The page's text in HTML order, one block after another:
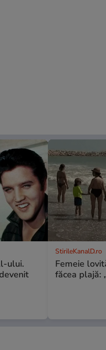
ului.
StirileKanalD.ro
Femeie
făcea plajă: